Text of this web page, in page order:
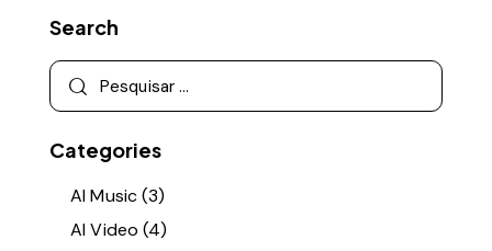
Search
Categories
AI Music(3)
AI Video (4)